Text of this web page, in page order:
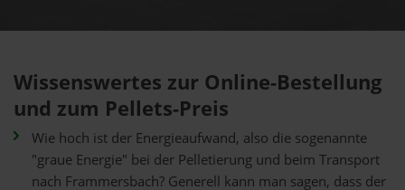
Wissenswertes zur Online-Bestellung
und zum Pellets-Preis
Wie hoch ist der Energieaufwand, also die sogenannte
"graue Energie" bei der Pelletierung und beim Transport
nach Frammersbach? Generell kann man sagen, dass der